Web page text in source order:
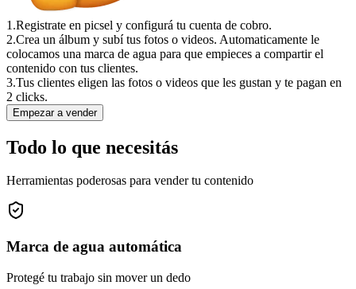
1.Registrate en picsel y configurá tu cuenta de cobro.
2.Crea un álbum y subí tus fotos o videos. Automaticamente le
colocamos una marca de agua para que empieces a compartir el
contenido con tus clientes.
3.Tus clientes eligen las fotos o videos que les gustan y te pagan en
2 clicks.
Empezar a vender
Todo lo que necesitás
Herramientas poderosas para vender tu contenido
Marca de agua automática
Protegé tu trabajo sin mover un dedo